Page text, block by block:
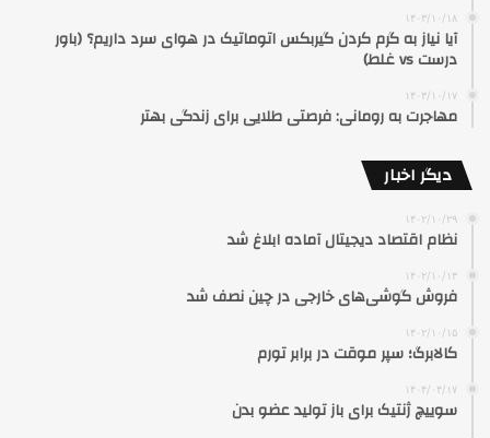
۱۴۰۳/۱۰/۱۸
آیا نیاز به گرم کردن گیربکس اتوماتیک در هوای سرد داریم؟ (باور
درست vs غلط)
۱۴۰۳/۱۰/۱۷
مهاجرت به رومانی: فرصتی طلایی برای زندگی بهتر
دیگر اخبار
۱۴۰۲/۱۰/۲۹
نظام اقتصاد دیجیتال آماده ابلاغ شد
۱۴۰۲/۱۰/۱۳
فروش گوشی‌های خارجی در چین نصف شد
۱۴۰۲/۱۰/۱۵
کالابرگ؛ سپر موقت در برابر تورم
۱۴۰۴/۰۴/۱۷
سوییچ ژنتیک برای باز تولید عضو بدن